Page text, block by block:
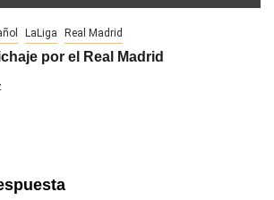
LaLiga Real Madrid
por el Real Madrid